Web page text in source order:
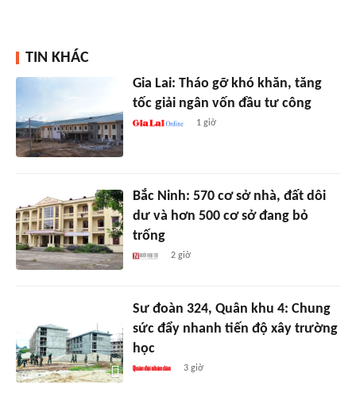
TIN KHÁC
Gia Lai: Tháo gỡ khó khăn, tăng
tốc giải ngân vốn đầu tư công
1 giờ
Bắc Ninh: 570 cơ sở nhà, đất dôi
dư và hơn 500 cơ sở đang bỏ
trống
2 giờ
Sư đoàn 324, Quân khu 4: Chung
sức đẩy nhanh tiến độ xây trường
học
3 giờ